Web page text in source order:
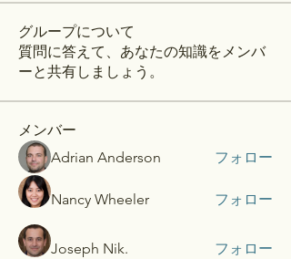
グループについて
質問に答えて、あなたの知識をメンバ
ーと共有しましょう。
メンバー
Adrian Anderson
フォロー
Nancy Wheeler フォロー
Joseph Nik. フォロー